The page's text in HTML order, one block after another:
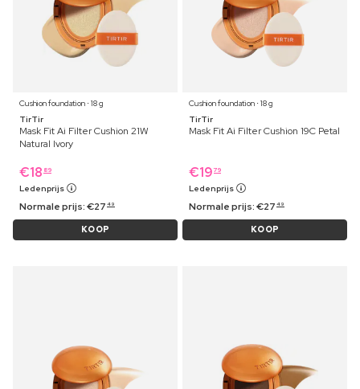
Cushion foundation ⋅ 18 g
TirTir
Mask Fit Ai Filter Cushion 21W
Natural Ivory
€18 89
Ledenprijs
Normale prijs:€27 49
KOOP
Cushion foundation ⋅ 18 g
TirTir
Mask Fit Ai Filter Cushion 19C Petal
€19 79
Ledenprijs
Normale prijs:€27 49
KOOP